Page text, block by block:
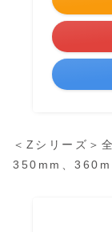
＜Zシリーズ＞
350mm、